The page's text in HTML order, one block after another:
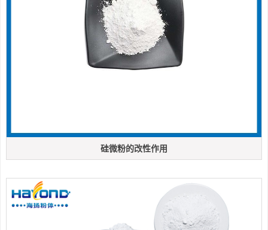
硅微粉的改性作用